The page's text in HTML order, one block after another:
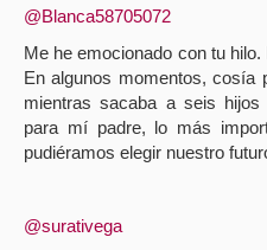
@Blanca58705072
Me he emocionado con tu
En algunos momentos, cosía
mientras sacaba a seis
para mí padre, lo más
pudiéramos elegir nuestro
@surativega